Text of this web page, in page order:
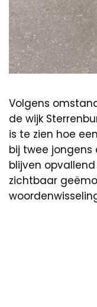
Volgens
de wijk
is te zien hoe
bij twee jongens
blijven
zichtbaar